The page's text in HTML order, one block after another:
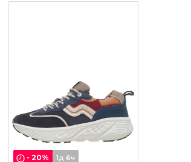
- 20% 1д 6ч